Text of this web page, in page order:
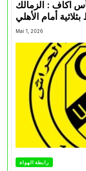
اكاف : الزمالك
Mai 1, 2026
رابطة الهواة